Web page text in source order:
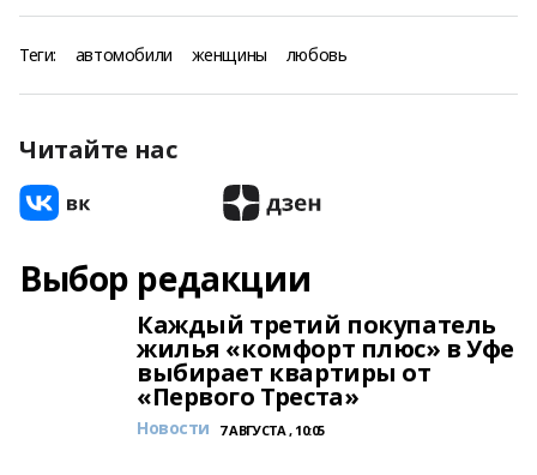
Теги: автомобили женщины любовь
Читайте нас
Выбор редакции
Каждый третий покупатель
жилья «комфорт плюс» в Уфе
выбирает квартиры от
«Первого Треста»
Новости 7 АВГУСТА , 10:05